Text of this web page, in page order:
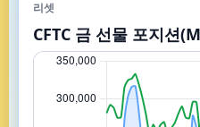
리셋
CFTC 금 선물 포지션